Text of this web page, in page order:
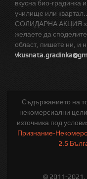
вкусна био-градинка
училище или
СОЛИДАРНА АКЦИЯ за
желаете да
област, пишете ни, и
Съдържанието на
некомерсиални
източника под
Признание-
2.5
© 2011-2021,